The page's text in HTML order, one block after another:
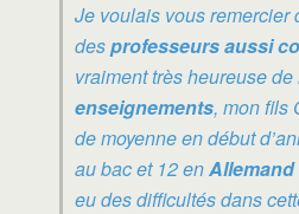
Je voulais vous remercier
desprofesseurs aussi
vraiment très heureuse
enseignements, mon fils
de moyenne en début
au bac et 12 enAllemand
eu des difficultés dans